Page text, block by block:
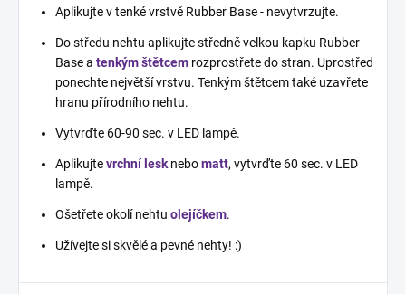
Aplikujte v tenké vrstvě Rubber Base - nevytvrzujte.
Do středu nehtu aplikujte středně velkou kapku Rubber
Base a tenkým štětcem rozprostřete do stran. Uprostřed
ponechte největší vrstvu. Tenkým štětcem také uzavřete
hranu přírodního nehtu.
Vytvrďte 60-90 sec. v LED lampě.
Aplikujtevrchní lesknebomatt, vytvrďte 60 sec. v LED
lampě.
Ošetřete okolí nehtu olejíčkem.
Užívejte si skvělé a pevné nehty! :)